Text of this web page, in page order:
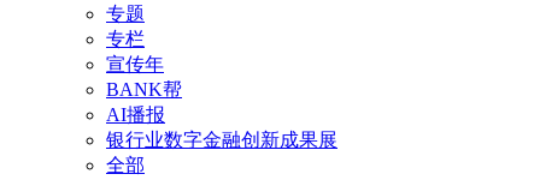
专题
专栏
宣传年
BANK帮
AI播报
银行业数字金融创新成果展
全部